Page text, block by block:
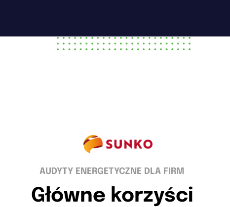
AUDYTY ENERGETYCZNE DLA FIRM
Główne korzyści